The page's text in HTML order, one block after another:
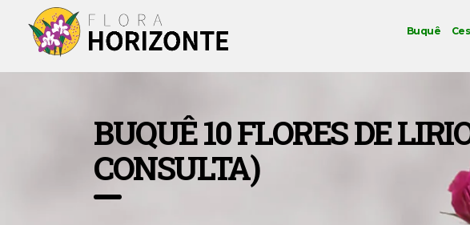
Buquê
BUQUÊ 10 FLORES DE
CONSULTA)